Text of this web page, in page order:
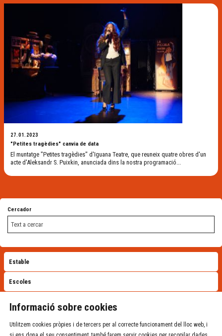
27.01.2023
"Petites tragèdies" canvia de data
El muntatge "Petites tragèdies" d'Iguana Teatre, que reuneix quatre obres d'un
acte d'Aleksandr S. Puixkin, anunciada dins la nostra programació...
Cercador
Estable
Escoles
Informació sobre cookies
Utilitzem cookies pròpies i de tercers per al correcte funcionament del lloc web, i